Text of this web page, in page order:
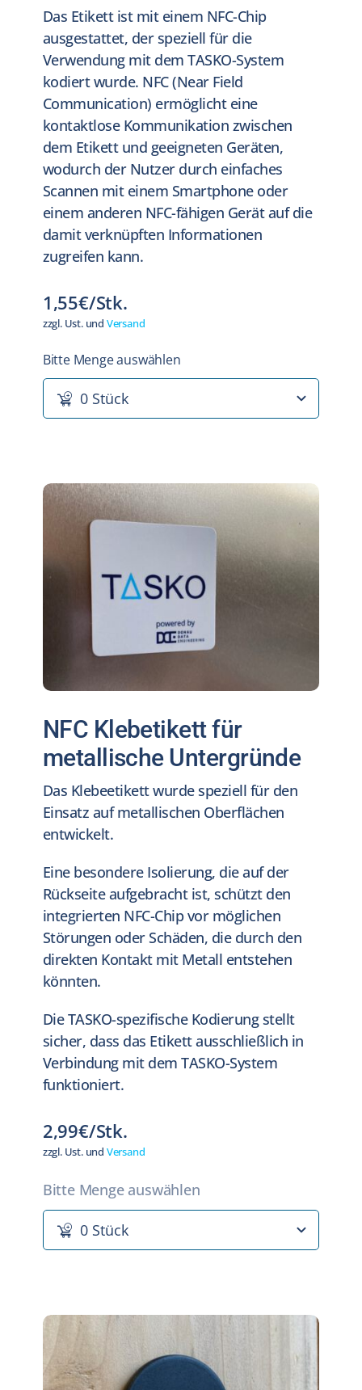
Das Etikett ist mit einem NFC-Chip
ausgestattet, der speziell für die
Verwendung mit dem TASKO-System
kodiert wurde. NFC (Near Field
Communication) ermöglicht eine
kontaktlose Kommunikation zwischen
dem Etikett und geeigneten Geräten,
wodurch der Nutzer durch einfaches
Scannen mit einem Smartphone oder
einem anderen NFC-fähigen Gerät auf die
damit verknüpften Informationen
zugreifen kann.
1,55€/Stk.
zzgl. Ust. und Versand
Bitte Menge auswählen
NFC Klebetikett für
metallische Untergründe
Das Klebeetikett wurde speziell für den
Einsatz auf metallischen Oberflächen
entwickelt.
Eine besondere Isolierung, die auf der
Rückseite aufgebracht ist, schützt den
integrierten NFC-Chip vor möglichen
Störungen oder Schäden, die durch den
direkten Kontakt mit Metall entstehen
könnten.
Die TASKO-spezifische Kodierung stellt
sicher, dass das Etikett ausschließlich in
Verbindung mit dem TASKO-System
funktioniert.
2,99€/Stk.
zzgl. Ust. und Versand
Bitte Menge auswählen